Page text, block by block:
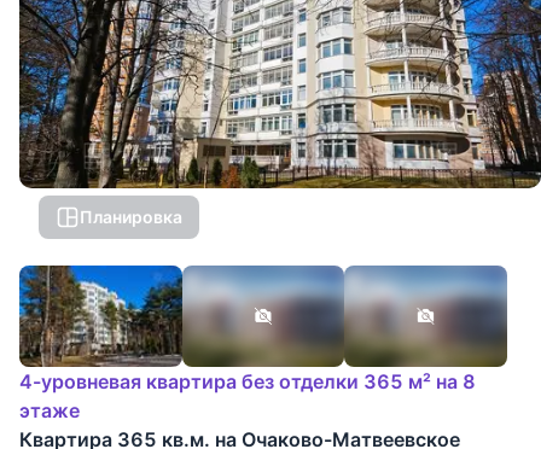
Планировка
4-уровневая квартира без отделки 365 м² на 8
этаже
Квартира 365 кв.м. на Очаково-Матвеевское